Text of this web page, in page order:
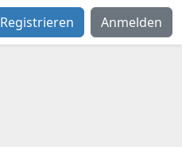
Registrieren Anmelden